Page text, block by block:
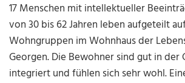
17 Menschen mit intellektueller
von 30 bis 62 Jahren leben aufgeteilt
Wohngruppen im Wohnhaus der
Georgen. Die Bewohner sind gut in der
integriert und fühlen sich sehr wohl.